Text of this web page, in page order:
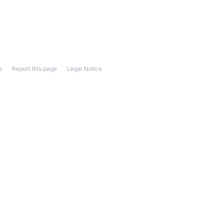
Legal Notice
Report this page